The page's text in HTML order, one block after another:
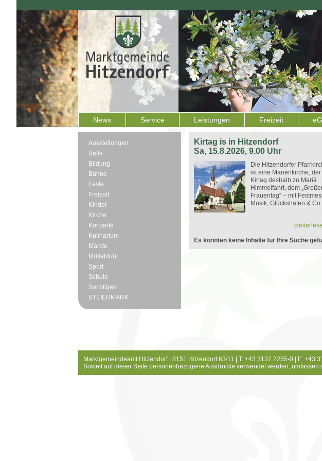
News Service Leistungen Freizeit
Ausstellungen
Bälle
Bildung
Bühne
Feste
Freizeit
Kinder
Kirche
Konzerte
Kulinarium
Märkte
Müllabfuhr
Sport
Schule
Sonstiges
STEIERMARK
Kirtag is in Hitzendorf
Sa, 15.8.2026, 9.00 Uhr
Die Hitzendorfer
ist eine Marienkirche, der
Kirtag deshalb zu Mariä
Himmelfahrt, dem
Frauentag“ – mit
Musik, Glückshafen & Co.
Es konnten keine Inhalte für Ihre Suche
Marktgemeindeamt Hitzendorf | 8151 Hitzendorf 63/11 | T: +43 3137 2255-0 | F: +43
Soweit auf dieser Seite personenbezogene Ausdrücke verwendet werden,